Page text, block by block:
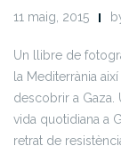
11 maig, 2015
Un llibre de
la Mediterrània
descobrir a
vida quotidiana a
retrat de